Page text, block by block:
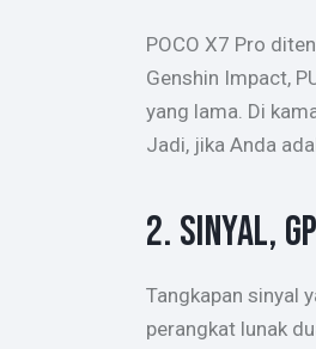
POCO X7 Pro
Genshin Impact,
yang lama. Di
Jadi, jika Anda
2. SINYAL,
Tangkapan sinyal
perangkat lunak